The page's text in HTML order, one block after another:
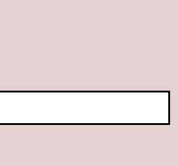
voit selata niitä